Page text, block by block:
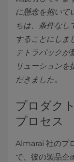
に懸念を抱いて
ちは、条件なし
することにしま
テトラパックが
リューション
だきました。
プロダク
プロセス
Almarai 社のプ
で、彼の製品企